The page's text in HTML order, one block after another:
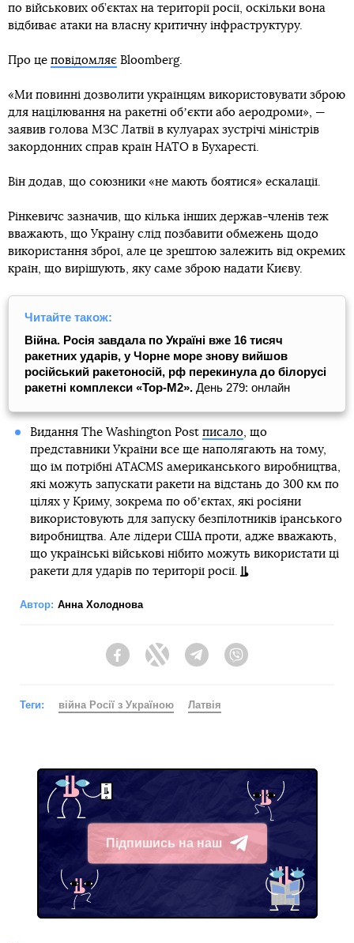
по військових об’єктах на території росії, оскільки вона
відбиває атаки на власну критичну інфраструктуру.
Про це повідомляє Bloomberg.
«Ми повинні дозволити українцям використовувати зброю
для націлювання на ракетні обʼєкти або аеродроми», —
заявив голова МЗС Латвії в кулуарах зустрічі міністрів
закордонних справ країн НАТО в Бухаресті.
Він додав, що союзники «не мають боятися» ескалації.
Рінкевичс зазначив, що кілька інших держав-членів теж
вважають, що Україну слід позбавити обмежень щодо
використання зброї, але це зрештою залежить від окремих
країн, що вирішують, яку саме зброю надати Києву.
Читайте також:
Війна. Росія завдала по Україні вже 16 тисяч
ракетних ударів, у Чорне море знову вийшов
російський ракетоносій, рф перекинула до білорусі
ракетні комплекси «Тор-М2». День 279: онлайн
Видання The Washington Post писало, що
представники України все ще наполягають на тому,
що їм потрібні ATACMS американського виробництва,
які можуть запускати ракети на відстань до 300 км по
цілях у Криму, зокрема по обʼєктах, які росіяни
використовують для запуску безпілотників іранського
виробництва. Але лідери США проти, адже вважають,
що українські військові нібито можуть використати ці
ракети для ударів по території росії.
Автор: Анна Холоднова
FacebookTwitter Telegram
Теги: війна Росії з Україною Латвія
Підпишись на наш
Telegram